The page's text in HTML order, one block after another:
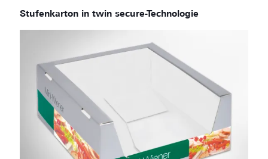
Stufenkarton in twin secure-Technologie